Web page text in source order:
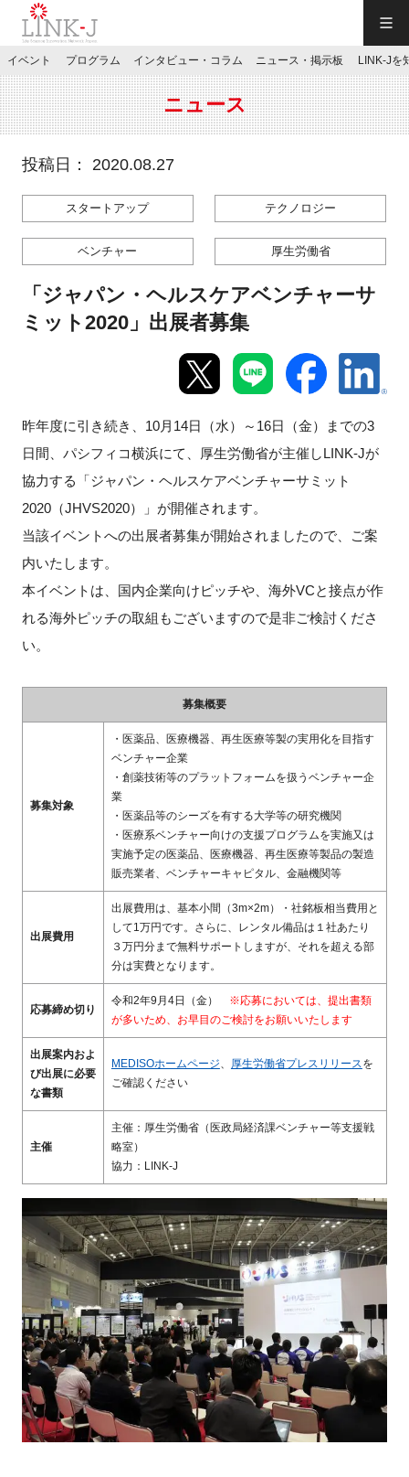
JP／EN
特別会員専用メニュー
お問い合わせ
イベント
プログラム
インタビュー・コラム
LINK-Jを知る
イベントお知らせメール登録
閉じる
イベント プログラム インタビュー・コラム ニュース・掲示板 LINK-Jを
ニュース
投稿日： 2020.08.27
スタートアップ テクノロジー
ベンチャー 厚生労働省
「ジャパン・ヘルスケアベンチャーサ
ミット2020」出展者募集
昨年度に引き続き、10月14日（水）～16日（金）までの3
日間、パシフィコ横浜にて、厚生労働省が主催しLINK-Jが
協力する「ジャパン・ヘルスケアベンチャーサミット
2020（JHVS2020）」が開催されます。
当該イベントへの出展者募集が開始されましたので、ご案
内いたします。
本イベントは、国内企業向けピッチや、海外VCと接点が作
れる海外ピッチの取組もございますので是非ご検討くださ
い。
募集概要
募集対象
・医薬品、医療機器、再生医療等製の実用化を目指す
ベンチャー企業
・創薬技術等のプラットフォームを扱うベンチャー企
業
・医薬品等のシーズを有する大学等の研究機関
・医療系ベンチャー向けの支援プログラムを実施又は
実施予定の医薬品、医療機器、再生医療等製品の製造
販売業者、ベンチャーキャピタル、金融機関等
出展費用
出展費用は、基本小間（3m×2m）・社銘板相当費用と
して1万円です。さらに、レンタル備品は１社あたり
３万円分まで無料サポートしますが、それを超える部
分は実費となります。
応募締め切り
令和2年9月4日（金） ※応募においては、提出書類
が多いため、お早目のご検討をお願いいたします
出展案内およ
び出展に必要
な書類
MEDISOホームページ、 厚生労働省プレスリリースを
ご確認ください
主催
主催：厚生労働省（医政局経済課ベンチャー等支援戦
略室）
協力：LINK-J